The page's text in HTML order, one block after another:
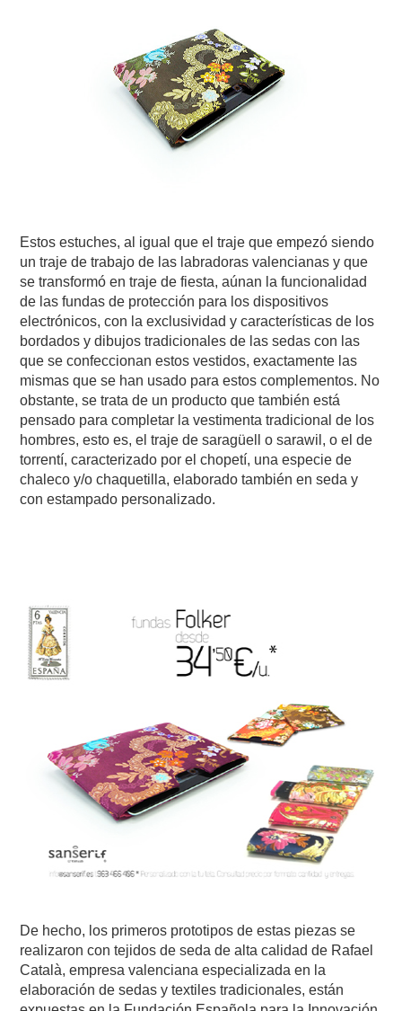
Estos estuches, al igual que el traje que empezó siendo
un traje de trabajo de las labradoras valencianas y que
se transformó en traje de fiesta, aúnan la funcionalidad
de las fundas de protección para los dispositivos
electrónicos, con la exclusividad y características de los
bordados y dibujos tradicionales de las sedas con las
que se confeccionan estos vestidos, exactamente las
mismas que se han usado para estos complementos. No
obstante, se trata de un producto que también está
pensado para completar la vestimenta tradicional de los
hombres, esto es, el traje de saragüell o sarawil, o el de
torrentí, caracterizado por el chopetí, una especie de
chaleco y/o chaquetilla, elaborado también en seda y
con estampado personalizado.
De hecho, los primeros prototipos de estas piezas se
realizaron con tejidos de seda de alta calidad de Rafael
Català, empresa valenciana especializada en la
elaboración de sedas y textiles tradicionales, están